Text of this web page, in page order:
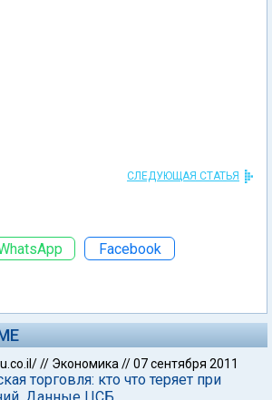
СЛЕДУЮЩАЯ СТАТЬЯ
Facebook
// Экономика //07 сентября 2011
торговля: кто что теряет при